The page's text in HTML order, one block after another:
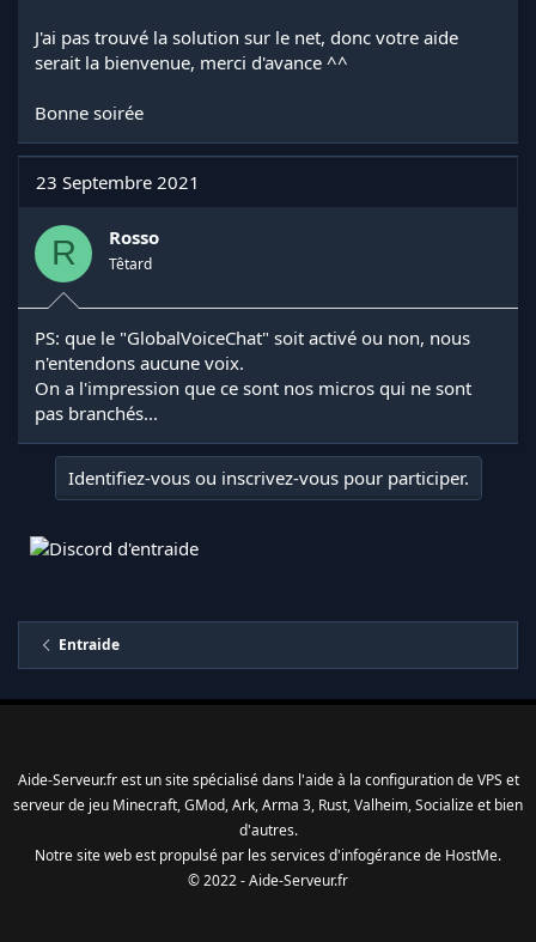
i
o
J'ai pas trouvé la solution sur le net, donc votre aide
serait la bienvenue, merci d'avance ^^
Bonne soirée
23 Septembre 2021
R Rosso
Têtard
PS: que le "GlobalVoiceChat" soit activé ou non, nous
n'entendons aucune voix.
On a l'impression que ce sont nos micros qui ne sont
pas branchés...
Identifiez-vous ou inscrivez-vous pour participer.
Entraide
Aide-Serveur.fr est un site spécialisé dans l'aide à la configuration de VPS et
serveur de jeu Minecraft, GMod, Ark, Arma 3, Rust, Valheim, Socialize et bien
d'autres.
Notre site web est propulsé par les services d'infogérancede HostMe.
© 2022 - Aide-Serveur.fr